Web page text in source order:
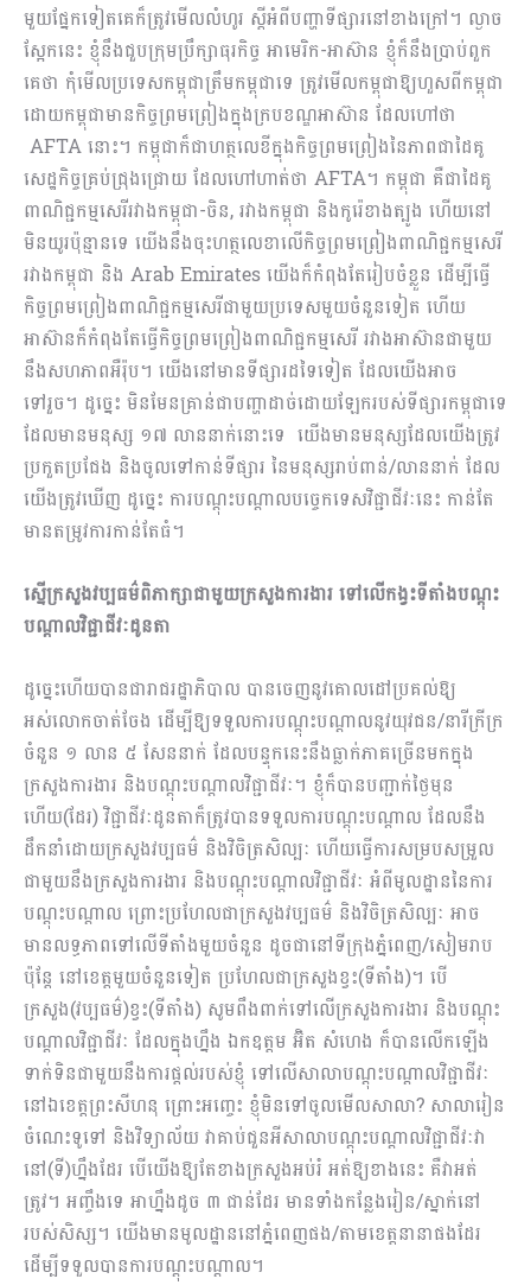
មួយផ្នែកទៀតគេក៏ត្រូវមើលលំហូរ ស្តីអំពីបញ្ហាទីផ្សារនៅខាងក្រៅ។ ល្ងាច
ស្អែកនេះ ខ្ញុំនឹងជួបក្រុមប្រឹក្សាធុរកិច្ច អាមេរិក-អាស៊ាន ខ្ញុំក៏នឹងប្រាប់ពួក
គេថា កុំមើលប្រទេសកម្ពុជាត្រឹមកម្ពុជាទេ ត្រូវមើលកម្ពុជាឱ្យហួសពីកម្ពុជា
ដោយកម្ពុជាមានកិច្ចព្រមព្រៀងក្នុងក្របខណ្ឌអាស៊ាន ដែលហៅថា
AFTA នោះ។ កម្ពុជាក៏ជាហត្ថលេខីក្នុងកិច្ចព្រមព្រៀងនៃភាពជាដៃគូ
សេដ្ឋកិច្ចគ្រប់ជ្រុងជ្រោយ ដែលហៅហាត់ថា AFTA។ កម្ពុជា គឺជាដៃគូ
ពាណិជ្ជកម្មសេរីរវាងកម្ពុជា-ចិន, រវាងកម្ពុជា និងកូរ៉េខាងត្បូង ហើយនៅ
មិនយូរប៉ុន្មានទេ យើងនឹងចុះហត្ថលេខាលើកិច្ចព្រមព្រៀងពាណិជ្ជកម្មសេរី
រវាងកម្ពុជា និង Arab Emirates យើងក៏កំពុងតែរៀបចំខ្លួន ដើម្បីធ្វើ
កិច្ចព្រមព្រៀងពាណិជ្ជកម្មសេរីជាមួយប្រទេសមួយចំនួនទៀត ហើយ
អាស៊ានក៏កំពុងតែធ្វើកិច្ចព្រមព្រៀងពាណិជ្ជកម្មសេរី រវាងអាស៊ានជាមួយ
នឹងសហភាពអឺរ៉ុប។ យើងនៅមានទីផ្សារដទៃទៀត ដែលយើងអាច
ទៅរួច។ ដូច្នេះ មិនមែនគ្រាន់ជាបញ្ហាដាច់ដោយឡែករបស់ទីផ្សារកម្ពុជាទេ
ដែលមានមនុស្ស ១៧ លាននាក់នោះទេ យើងមានមនុស្សដែលយើងត្រូវ
ប្រកួតប្រជែង និងចូលទៅកាន់ទីផ្សារ នៃមនុស្សរាប់ពាន់/លាននាក់ ដែល
យើងត្រូវឃើញ ដូច្នេះ ការបណ្តុះបណ្តាលបច្ចេកទេសវិជ្ជាជីវៈនេះ កាន់តែ
មានតម្រូវការកាន់តែធំ។
ស្នើក្រសួងវប្បធម៌ពិភាក្សាជាមួយក្រសួងការងារ ទៅលើកង្វះទីតាំងបណ្ដុះ
បណ្ដាលវិជ្ជាជីវៈដូនតា
ដូច្នេះហើយបានជារាជរដ្ឋាភិបាល បានចេញនូវគោលដៅប្រគល់ឱ្យ
អស់លោកចាត់ចែង ដើម្បីឱ្យទទួលការបណ្ដុះបណ្ដាលនូវយុវជន/នារីក្រីក្រ
ចំនួន ១ លាន ៥ សែននាក់ ដែលបន្ទុកនេះនឹងធ្លាក់ភាគច្រើនមកក្នុង
ក្រសួងការងារ និងបណ្តុះបណ្តាលវិជ្ជាជីវៈ។ ខ្ញុំក៏បានបញ្ជាក់ថ្ងៃមុន
ហើយ(ដែរ) វិជ្ជាជីវៈដូនតាក៏ត្រូវបានទទួលការបណ្តុះបណ្តាល ដែលនឹង
ដឹកនាំដោយក្រសួងវប្បធម៌ និងវិចិត្រសិល្បៈ ហើយធ្វើការសម្របសម្រួល
ជាមួយនឹងក្រសួងការងារ និងបណ្តុះបណ្តាលវិជ្ជាជីវៈ អំពីមូលដ្ឋាននៃការ
បណ្តុះបណ្តាល ព្រោះប្រហែលជាក្រសួងវប្បធម៌ និងវិចិត្រសិល្បៈ អាច
មានលទ្ធភាពទៅលើទីតាំងមួយចំនួន ដូចជានៅទីក្រុងភ្នំពេញ/សៀមរាប
ប៉ុន្តែ នៅខេត្តមួយចំនួនទៀត ប្រហែលជាក្រសួងខ្វះ(ទីតាំង)។ បើ
ក្រសួង(វប្បធម៌)ខ្វះ(ទីតាំង) សូមពឹងពាក់ទៅលើក្រសួងការងារ និងបណ្តុះ
បណ្តាលវិជ្ជាជីវៈ ដែលក្នុងហ្នឹង ឯកឧត្តម អ៊ិត សំហេង ក៏បានលើកឡើង
ទាក់ទិនជាមួយនឹងការផ្តល់របស់ខ្ញុំ ទៅលើសាលាបណ្តុះបណ្តាលវិជ្ជាជីវៈ
នៅឯខេត្តព្រះសីហនុ ព្រោះអញ្ចេះ ខ្ញុំមិនទៅចូលមើលសាលា? សាលារៀន
ចំណេះទូទៅ និងវិទ្យាល័យ វាគាប់ជួនអីសាលាបណ្តុះបណ្តាលវិជ្ជាជីវៈវា
នៅ(ទី)ហ្នឹងដែរ បើយើងឱ្យតែខាងក្រសួងអប់រំ អត់ឱ្យខាងនេះ គឺវាអត់
ត្រូវ។ អញ្ចឹងទេ អាហ្នឹងដូច ៣ ជាន់ដែរ មានទាំងកន្លែងរៀន/ស្នាក់នៅ
របស់សិស្ស។ យើងមានមូលដ្ឋាននៅភ្នំពេញផង/តាមខេត្តនានាផងដែរ
ដើម្បីទទួលបានការបណ្តុះបណ្តាល។